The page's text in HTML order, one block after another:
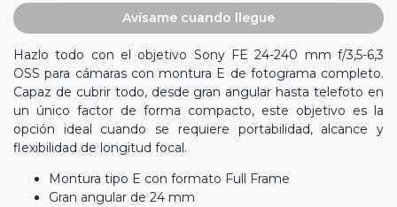
Avísame cuando llegue
Hazlo todo con el objetivo Sony FE 24-240 mm f/3,5-6,3
OSS para cámaras con montura E de fotograma completo.
Capaz de cubrir todo, desde gran angular hasta telefoto en
un único factor de forma compacto, este objetivo es la
opción ideal cuando se requiere portabilidad, alcance y
flexibilidad de longitud focal.
Montura tipo E con formato Full Frame
Gran angular de 24 mm